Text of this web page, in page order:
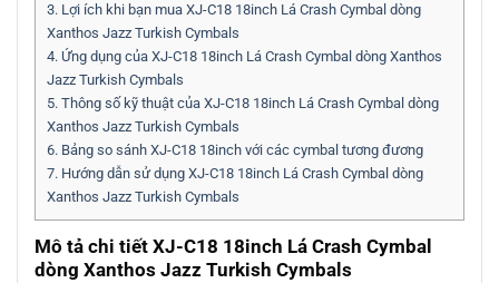
3. Lợi ích khi bạn mua XJ-C18 18inch Lá Crash Cymbal dòng
Xanthos Jazz Turkish Cymbals
4. Ứng dụng của XJ-C18 18inch Lá Crash Cymbal dòng Xanthos
Jazz Turkish Cymbals
5. Thông số kỹ thuật của XJ-C18 18inch Lá Crash Cymbal dòng
Xanthos Jazz Turkish Cymbals
6. Bảng so sánh XJ-C18 18inch với các cymbal tương đương
7. Hướng dẫn sử dụng XJ-C18 18inch Lá Crash Cymbal dòng
Xanthos Jazz Turkish Cymbals
Mô tả chi tiết XJ-C18 18inch Lá Crash Cymbal
dòng Xanthos Jazz Turkish Cymbals